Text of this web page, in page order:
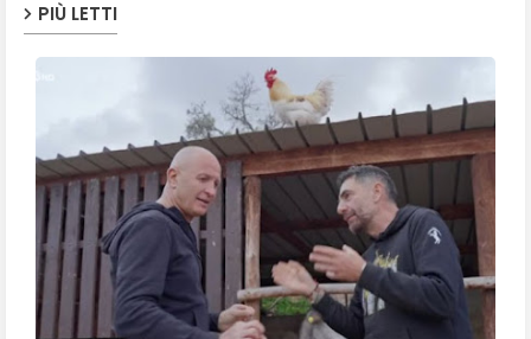
PIÙ LETTI